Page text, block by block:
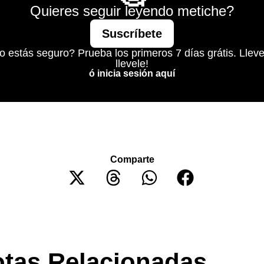
Quieres seguir leyendo metiche?
Suscríbete
estás seguro? Prueba los primeros 7 días grátis.
llevele!
ó inicia sesión aquí
Comparte